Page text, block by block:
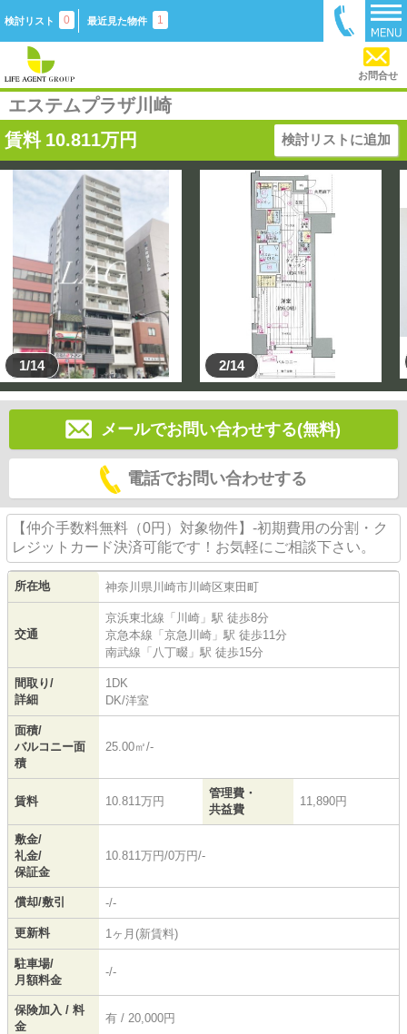
検討リスト 0 最近見た物件 1
お問合せ
エステムプラザ川崎
賃料 10.811万円 検討リストに追加
1/14 2/14
メールでお問い合わせする(無料)
電話でお問い合わせする
【仲介手数料無料（0円）対象物件】-初期費用の分割・ク
レジットカード決済可能です！お気軽にご相談下さい。
所在地 神奈川県 川崎市川崎区東田町
交通
京浜東北線 「 川崎 」駅 徒歩8分
京急本線 「 京急川崎 」駅 徒歩11分
南武線 「 八丁畷 」駅 徒歩15分
間取り/
詳細
1DK
DK/洋室
面積/
バルコニー面
積
25.00㎡/-
賃料 10.811万円
管理費・
共益費
11,890円
敷金/
礼金/
保証金
10.811万円/0万円/-
償却/敷引 -/-
更新料 1ヶ月(新賃料)
駐車場/
月額料金
-/-
保険加入 / 料
金
有 / 20,000円